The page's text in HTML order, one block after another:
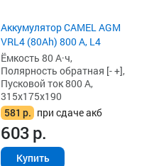
Аккумулятор CAMEL AGM
VRL4 (80Ah) 800 А, L4
Ёмкость 80 А·ч,
Полярность обратная [- +],
Пусковой ток 800 А,
315x175x190
581 р. при сдаче акб
603р.
Купить